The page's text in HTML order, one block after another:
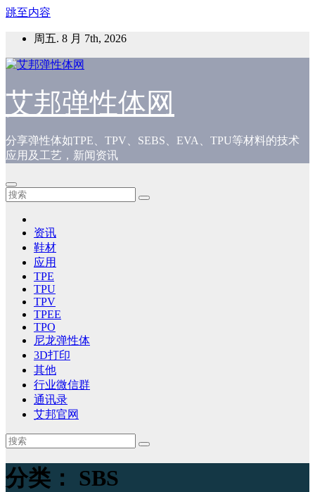
跳至内容
周五. 8 月 7th, 2026
艾邦弹性体网
分享弹性体如TPE、TPV、SEBS、EVA、TPU等材料的技术
应用及工艺，新闻资讯
资讯
鞋材
应用
TPE
TPU
TPV
TPEE
TPO
尼龙弹性体
3D打印
其他
行业微信群
通讯录
艾邦官网
分类： SBS